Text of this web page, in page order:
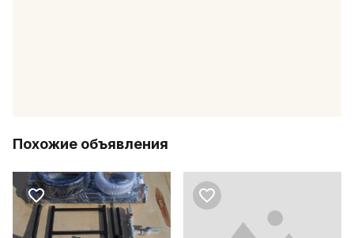
Похожие объявления